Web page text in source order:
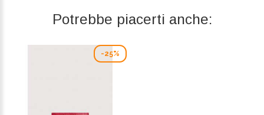
Potrebbe piacerti anche:
-25%